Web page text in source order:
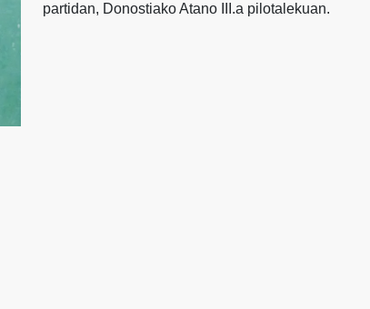
partidan, Donostiako Atano III.a pilotalekuan.